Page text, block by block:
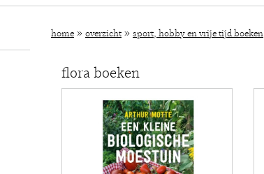
home » overzicht » sport, hobby en vrije tijd boeken
flora boeken